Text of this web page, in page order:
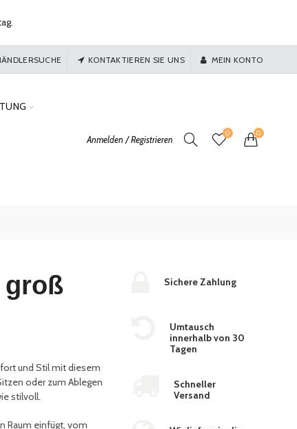
KONTAKTIEREN SIE UNS MEIN KONTO
Anmelden / Registrieren
0 0
groß
und Stil mit diesem
oder zum Ablegen
stilvoll.
Raum einfügt, vom
Sichere Zahlung
Umtausch
innerhalb von 30
Tagen
Schneller
Versand